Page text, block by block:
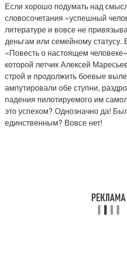
Если хорошо подумать над
словосочетания «успешный
литературе и вовсе не
деньгам или семейному
«Повесть о настоящем
которой летчик Алексей
строй и продолжить боевые
ампутировали обе ступни,
падения пилотируемого им
это успехом? Однозначно да!
единственным? Вовсе нет!